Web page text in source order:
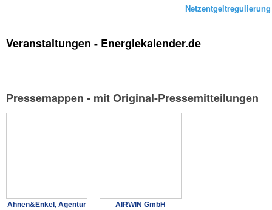
Netzentgeltregulierung
Veranstaltungen - Energiekalender.de
Pressemappen - mit Original-Pressemitteilungen
Ahnen&Enkel, Agentur
AIRWIN GmbH